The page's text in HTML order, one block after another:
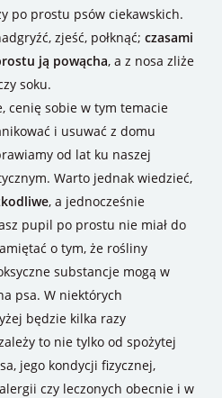
po prostu psów ciekawskich.
zjeść, połknąć; czasami
ją powącha, a z nosa zliże
soku.
cenię sobie w tym temacie
i usuwać z domu
od lat ku naszej
Warto jednak wiedzieć,
, a jednocześnie
pupil po prostu nie miał do
o tym, że rośliny
substancje mogą w
psa. W niektórych
będzie kilka razy
to nie tylko od spożytej
jego kondycji fizycznej,
czy leczonych obecnie i w